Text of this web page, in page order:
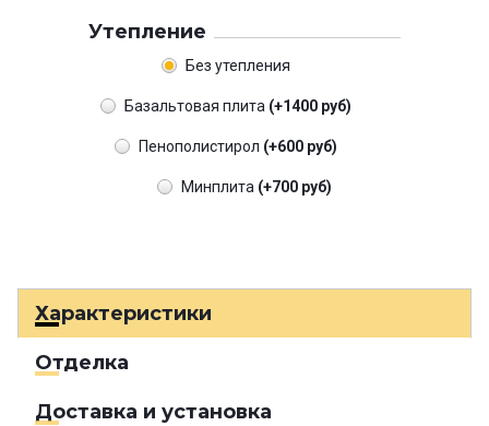
Утепление
Без утепления
Базальтовая плита (+1400 руб)
Пенополистирол (+600 руб)
Минплита (+700 руб)
Характеристики
Отделка
Доставка и установка